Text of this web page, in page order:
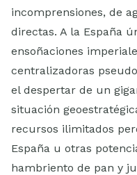
incomprensiones, de
directas. A la España
ensoñaciones
centralizadoras
el despertar de un
situación
recursos ilimitados
España u otras
hambriento de pan y